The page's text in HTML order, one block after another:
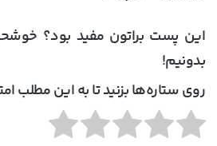
این پست براتون مفید بود؟
بدونیم!
روی ستاره‌ها بزنید تا به این مطلب